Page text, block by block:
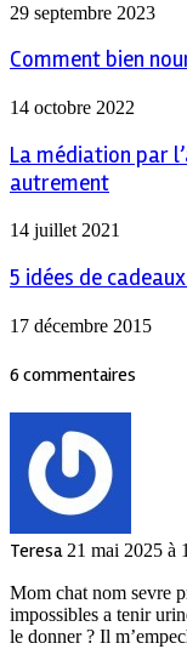
29 septembre 2023
Comment bien
14 octobre 2022
La médiation par
autrement
14 juillet 2021
5 idées de
17 décembre 2015
6 commentaires
Teresa 21 mai 2025 à
Mom chat nom sevre
impossibles a tenir
le donner ? Il